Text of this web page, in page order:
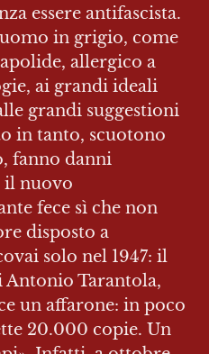
essere antifascista.
in grigio, come
allergico a
ai grandi ideali
grandi suggestioni
in tanto, scuotono
fanno danni
nuovo
fece sì che non
disposto a
solo nel 1947: il
Tarantola,
un affarone: in poco
20.000 copie. Un